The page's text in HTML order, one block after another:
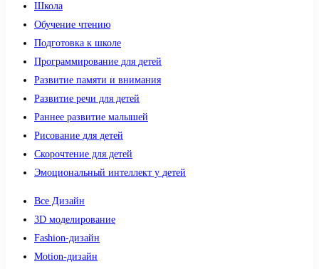
Школа
Обучение чтению
Подготовка к школе
Программирование для детей
Развитие памяти и внимания
Развитие речи для детей
Раннее развитие малышей
Рисование для детей
Скорочтение для детей
Эмоциональный интеллект у детей
Все Дизайн
3D моделирование
Fashion-дизайн
Motion-дизайн